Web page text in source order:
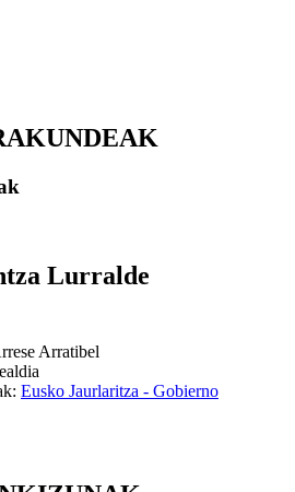
Lurralde
Arratibel
: Eusko Jaurlaritza - Gobierno